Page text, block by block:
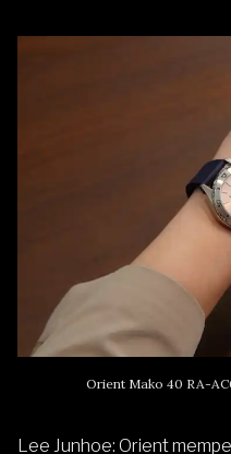
Orient Mako 40 RA-
Lee Junhoe: Orient